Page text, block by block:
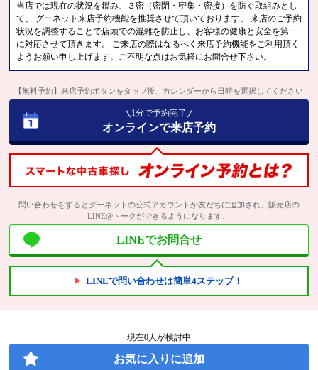
当店では現在の状況を鑑み、３密（密閉・密集・密接）を防ぐ取組みとし
て、 グーネット来店予約機能を推奨させて頂いております。 来店のご予約
状況を調整することで店頭での混雑を防止し、お客様の健康と安全を第一
に対応させて頂きます。 ご来店の際はなるべく来店予約機能をご利用頂く
ようお願い申し上げます。ご不明な点はお気軽にお問合せ下さい。
【無料予約】来店予約ボタンをタップ後、カレンダーから日時を選択してください
1分で予約完了
オンラインで来店予約
問い合わせをするとグーネットの公式アカウントが友だちに追加され、販売店の
LINE@トークができるようになります。
LINEでお問合せ
LINEで問い合わせは簡単4ステップ！
現在0人が検討中
お気に入りに追加